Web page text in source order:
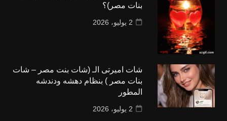
بنات مصر)؟
2 يوليو، 2026
شات اميرتى الـ (شات بنت مصر – شات
بنات مصر ) بنظام دهشه ودندشه
المطور
2 يوليو، 2026